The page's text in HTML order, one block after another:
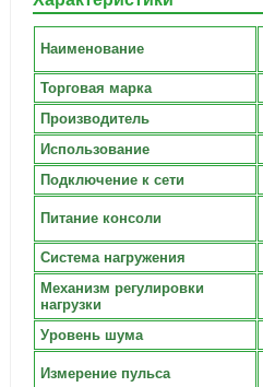
Наименование
Торговая марка
Производитель
Использование
Подключение к сети
Питание консоли
Система нагружения
Механизм регулировки
нагрузки
Уровень шума
Измерение пульса